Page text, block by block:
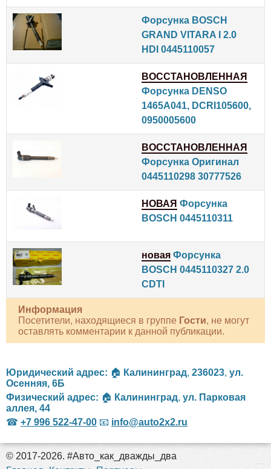
Форсунка BOSCH
GRAND VITARA I 2.0
HDI 0445110057
ВОССТАНОВЛЕННАЯ
Форсунка DENSO
1465A041, DCRI105600,
0950005600
ВОССТАНОВЛЕННАЯ
Форсунка Оригинал
0445110298 30777526
НОВАЯ Форсунка
BOSCH 0445110311
новая Форсунка
BOSCH 0445110327 2.0
CDTI
Информация
Посетители, находящиеся в группе Гости, не могут
оставлять комментарии к данной публикации.
Юридический адрес: 🏠 Калининград, 236023, ул.
Осенняя, 6Б
Физический адрес: 🏠 Калининград, ул. Парковая
аллея, 44
☎ +7 996 522-47-00 📧 info@auto2x2.ru
© 2017-2026. #Авто_как_дважды_два